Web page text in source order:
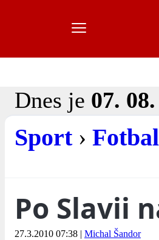
Dnes je 07.
Sport› Fotbal
Po Slavii
27.3.2010 07:38 | Michal Šandor